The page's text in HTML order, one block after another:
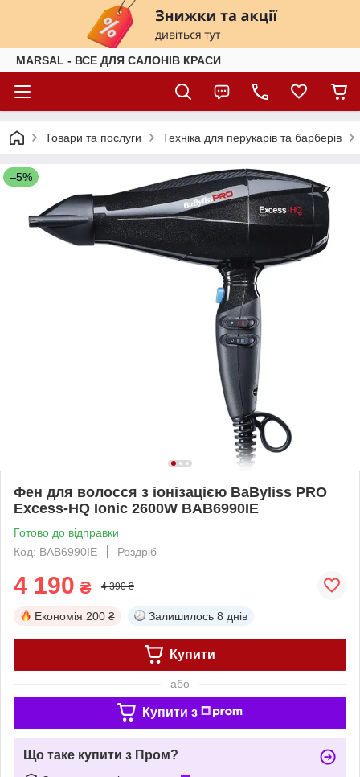
MARSAL - ВСЕ ДЛЯ САЛОНІВ КРАСИ
Товари та послуги Техніка для перукарів та барберів
–5%
Фен для волосся з іонізацією BaByliss PRO
Excess-HQ Ionic 2600W BAB6990IE
Готово до відправки
Код: BAB6990IE
Роздріб
4 190 ₴ 4 390 ₴
Економія 200 ₴ Залишилось 8 днів
Купити
або
Купити з
Що таке купити з Пром?